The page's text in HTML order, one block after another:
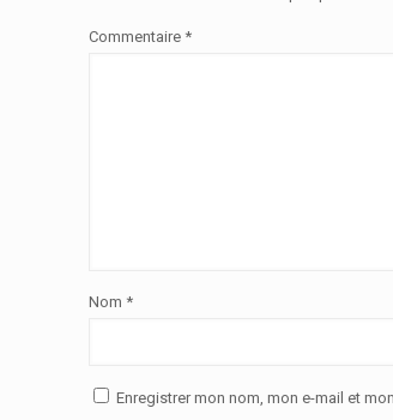
Commentaire *
Nom *
Enregistrer mon nom, mon e-mail et